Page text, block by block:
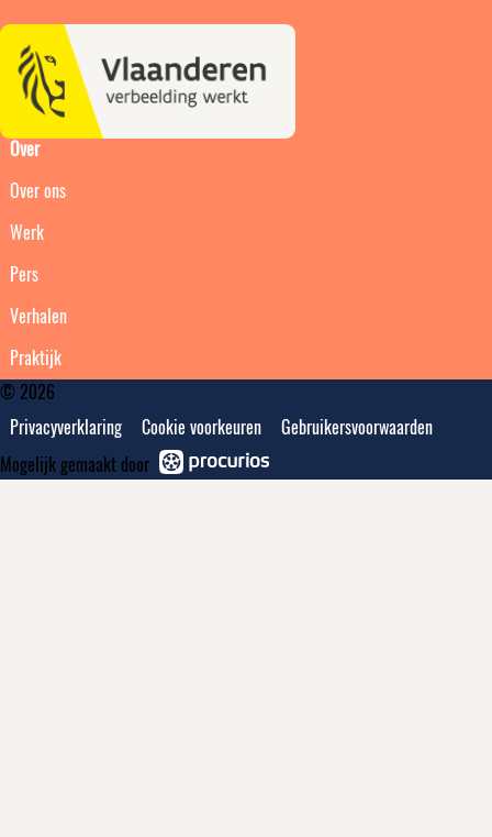
Over
Over ons
Werk
Pers
Verhalen
Praktijk
© 2026
Privacyverklaring
Cookie voorkeuren
Gebruikersvoorwaarden
Mogelijk gemaakt door